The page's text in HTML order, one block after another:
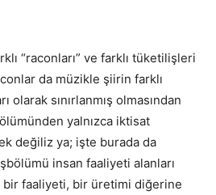
“raconları” ve farklı tüketilişleri
da müzikle şiirin farklı
olarak sınırlanmış olmasından
yalnızca iktisat
değiliz ya; işte burada da
insan faaliyeti alanları
bir faaliyeti, bir üretimi diğerine